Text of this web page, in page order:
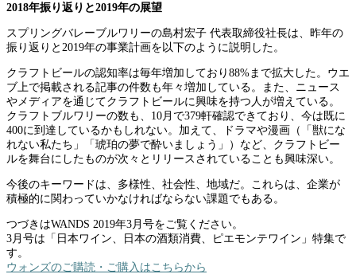
2018年振り返りと2019年の展望
スプリングバレーブルワリーの島村宏子 代表取締役社長は、昨年の
振り返りと2019年の事業計画を以下のように説明した。
クラフトビールの認知率は毎年増加しており88%まで拡大した。ウエ
ブ上で掲載される記事の件数も年々増加している。また、ニュース
やメディアを通じてクラフトビールに興味を持つ人が増えている。
クラフトブルワリーの数も、10月で379軒確認できており、今は既に
400に到達しているかもしれない。加えて、ドラマや漫画（「獣にな
れない私たち」「琥珀の夢で酔いましょう」）など、クラフトビー
ルを舞台にしたものが次々とリリースされていることも興味深い。
今後のキーワードは、多様性、社会性、地域だ。これらは、企業が
積極的に関わっていかなければならない課題でもある。
つづきはWANDS 2019年3月号をご覧ください。
3月号は「日本ワイン、日本の酒類消費、ピエモンテワイン」特集で
す。
ウォンズのご購読・ご購入はこちらから